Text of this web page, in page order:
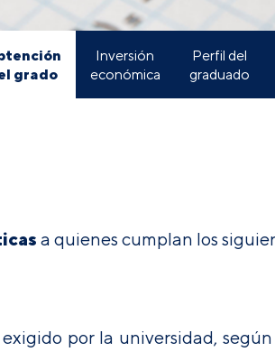
grado
Inversión
económica
Perfil del
graduado
a quienes cumplan los
por la universidad, según